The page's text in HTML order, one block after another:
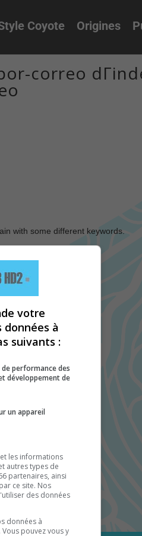
Coyote Origines
correo
with some different keywords.
votre
à
suivants :
performance des
développement de
un appareil
les informations
autres types de
partenaires, ainsi
ce site. Nos
des données
données à
pouvez vous y